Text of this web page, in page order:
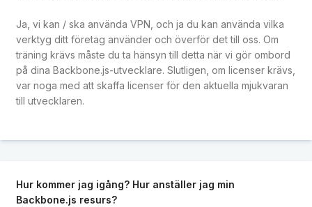
Ja, vi kan / ska använda VPN, och ja du kan använda vilka
verktyg ditt företag använder och överför det till oss. Om
träning krävs måste du ta hänsyn till detta när vi gör ombord
på dina Backbone.js-utvecklare. Slutligen, om licenser krävs,
var noga med att skaffa licenser för den aktuella mjukvaran
till utvecklaren.
Hur kommer jag igång? Hur anställer jag min
Backbone.js resurs?